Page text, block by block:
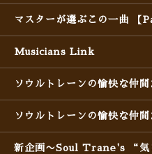
マスターが選ぶこの一曲 【
Musicians Link
ソウルトレーンの愉快な仲
ソウルトレーンの愉快な仲
新企画〜Soul Trane's “気